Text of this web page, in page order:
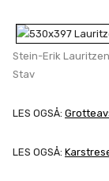
Stein-Erik
Stav
LES OGSÅ:
LES OGSÅ: